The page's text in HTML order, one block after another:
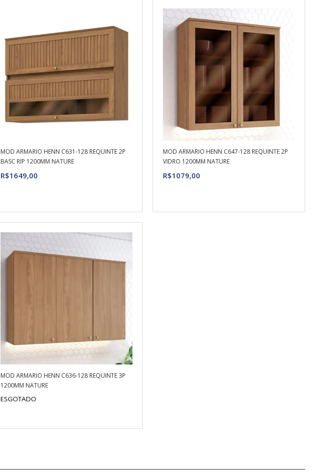
MOD ARMARIO HENN C631-128 REQUINTE 2P
BASC RIP 1200MM NATURE
R$1649,00
MOD ARMARIO HENN C647-128 REQUINTE 2P
VIDRO 1200MM NATURE
R$1079,00
MOD ARMARIO HENN C636-128 REQUINTE 3P
1200MM NATURE
ESGOTADO